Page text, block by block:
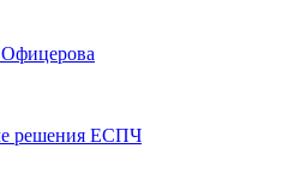
Офицерова
решения ЕСПЧ